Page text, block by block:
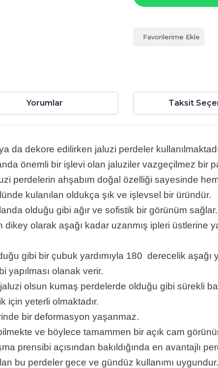
Yorumlar Taksit
da dekore edilirken jaluzi perdeler
önemli bir işlevi olan jaluziler vazgeçilmez bir
perdelerin ahşabım doğal özelliği sayesinde
kulanılan oldukça şık ve işlevsel bir üründür.
olduğu gibi ağır ve sofistik bir görünüm sağlar.
olarak aşağı kadar uzanmış ipleri üstlerine
gibi bir çubuk yardımıyla 180 derecelik aşağı
yapılması olanak verir.
olsun kumaş perdelerde olduğu gibi sürekli
için yeterli olmaktadır.
bir deformasyon yaşanmaz.
ve böylece tamammen bir açık cam
prensibi açısından bakıldığında en avantajlı
bu perdeler gece ve gündüz kullanımı uygundur.